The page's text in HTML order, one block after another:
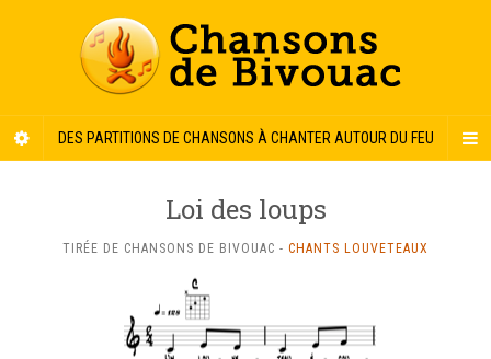
DES PARTITIONS DE CHANSONS À CHANTER AUTOUR DU FEU
Loi des loups
TIRÉE DE CHANSONS DE BIVOUAC - CHANTS LOUVETEAUX